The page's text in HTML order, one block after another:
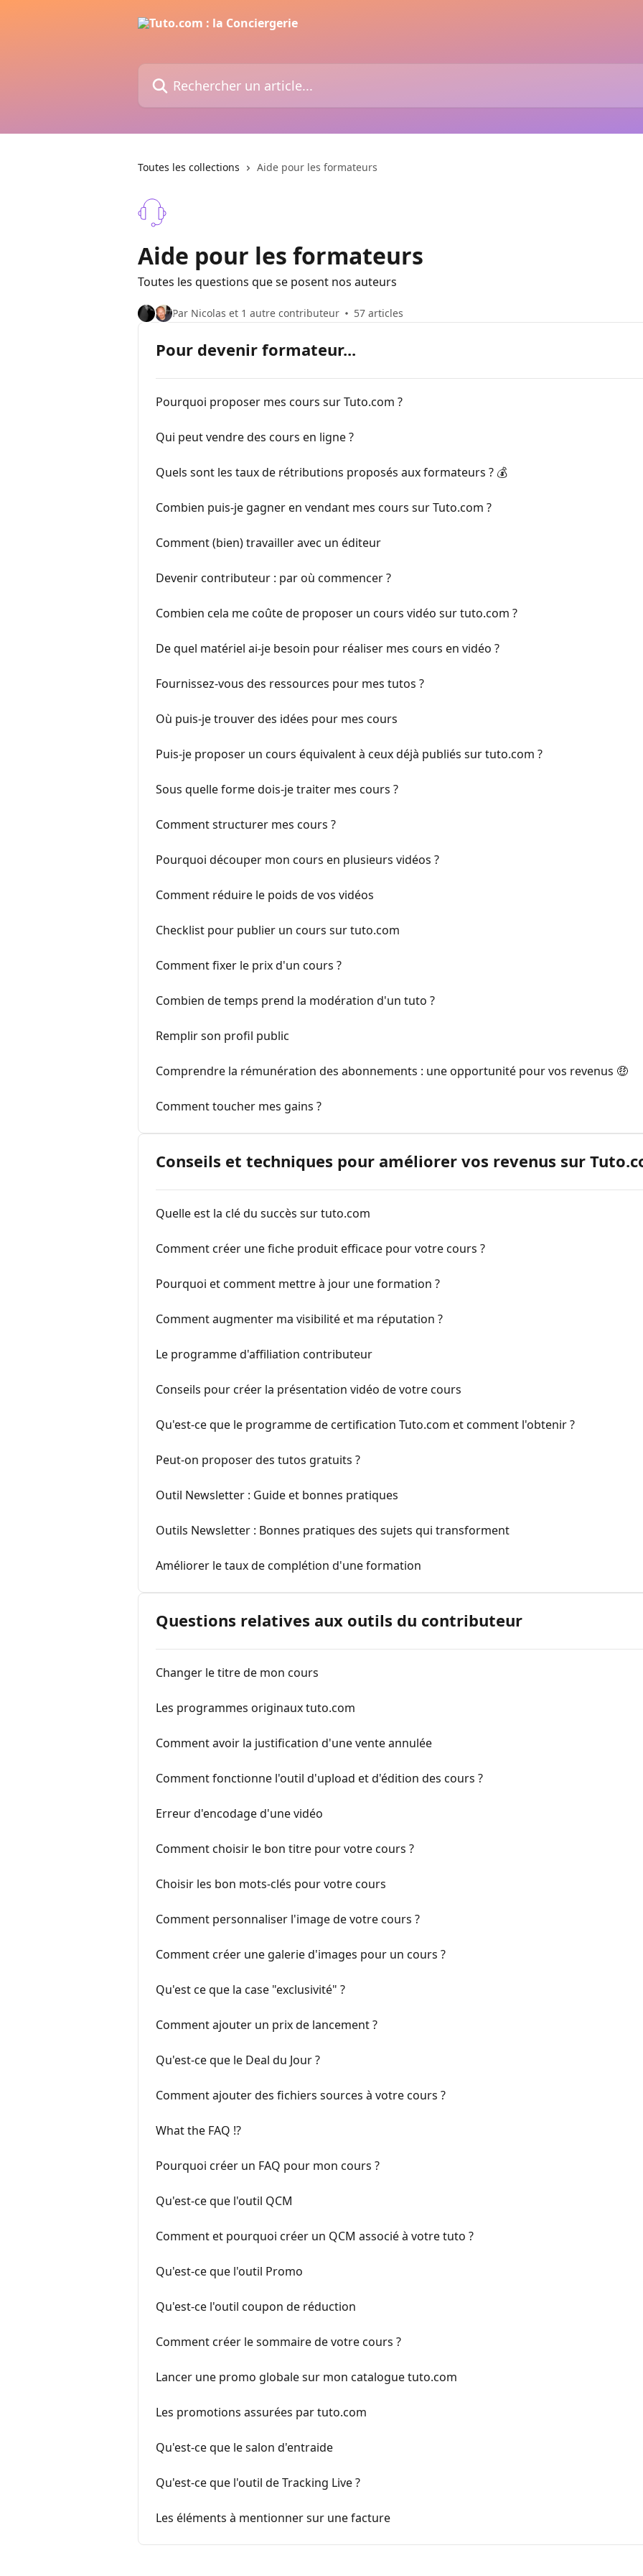
Rechercher un article...
Toutes les collections Aide pour les formateurs
Aide pour les formateurs
Toutes les questions que se posent nos auteurs
Par Nicolas et 1 autre contributeur 57 articles
Pour devenir formateur...
Pourquoi proposer mes cours sur Tuto.com ?
Qui peut vendre des cours en ligne ?
Quels sont les taux de rétributions proposés aux formateurs ? 💰
Combien puis-je gagner en vendant mes cours sur Tuto.com ?
Comment (bien) travailler avec un éditeur
Devenir contributeur : par où commencer ?
Combien cela me coûte de proposer un cours vidéo sur tuto.com ?
De quel matériel ai-je besoin pour réaliser mes cours en vidéo ?
Fournissez-vous des ressources pour mes tutos ?
Où puis-je trouver des idées pour mes cours
Puis-je proposer un cours équivalent à ceux déjà publiés sur tuto.com ?
Sous quelle forme dois-je traiter mes cours ?
Comment structurer mes cours ?
Pourquoi découper mon cours en plusieurs vidéos ?
Comment réduire le poids de vos vidéos
Checklist pour publier un cours sur tuto.com
Comment fixer le prix d'un cours ?
Combien de temps prend la modération d'un tuto ?
Remplir son profil public
Comprendre la rémunération des abonnements : une opportunité pour vos revenus 🤑
Comment toucher mes gains ?
Conseils et techniques pour améliorer vos revenus sur
Quelle est la clé du succès sur tuto.com
Comment créer une fiche produit efficace pour votre cours ?
Pourquoi et comment mettre à jour une formation ?
Comment augmenter ma visibilité et ma réputation ?
Le programme d'affiliation contributeur
Conseils pour créer la présentation vidéo de votre cours
Qu'est-ce que le programme de certification Tuto.com et comment l'obtenir ?
Peut-on proposer des tutos gratuits ?
Outil Newsletter : Guide et bonnes pratiques
Outils Newsletter : Bonnes pratiques des sujets qui transforment
Améliorer le taux de complétion d'une formation
Questions relatives aux outils du contributeur
Changer le titre de mon cours
Les programmes originaux tuto.com
Comment avoir la justification d'une vente annulée
Comment fonctionne l'outil d'upload et d'édition des cours ?
Erreur d'encodage d'une vidéo
Comment choisir le bon titre pour votre cours ?
Choisir les bon mots-clés pour votre cours
Comment personnaliser l'image de votre cours ?
Comment créer une galerie d'images pour un cours ?
Qu'est ce que la case "exclusivité" ?
Comment ajouter un prix de lancement ?
Qu'est-ce que le Deal du Jour ?
Comment ajouter des fichiers sources à votre cours ?
What the FAQ !?
Pourquoi créer un FAQ pour mon cours ?
Qu'est-ce que l'outil QCM
Comment et pourquoi créer un QCM associé à votre tuto ?
Qu'est-ce que l'outil Promo
Qu'est-ce l'outil coupon de réduction
Comment créer le sommaire de votre cours ?
Lancer une promo globale sur mon catalogue tuto.com
Les promotions assurées par tuto.com
Qu'est-ce que le salon d'entraide
Qu'est-ce que l'outil de Tracking Live ?
Les éléments à mentionner sur une facture